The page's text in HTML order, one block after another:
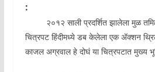
:
२०१२ साली प्रदर्शित झालेला मुळ तमिळ
चित्रपट हिंदीमध्ये डब केलेला एक ॲक्शन
काजल अग्रवाल हे दोघं या चित्रपटात मुख्य